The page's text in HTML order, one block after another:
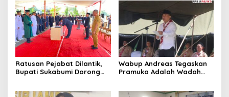
Ratusan Pejabat Dilantik,
Bupati Sukabumi Dorong
Wabup Andreas Tegaskan
Pramuka Adalah Wadah